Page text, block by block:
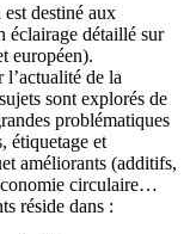
destiné aux
éclairage détaillé sur
européen).
de la
sont explorés de
problématiques
étiquetage et
améliorants (additifs,
circulaire…
réside dans :